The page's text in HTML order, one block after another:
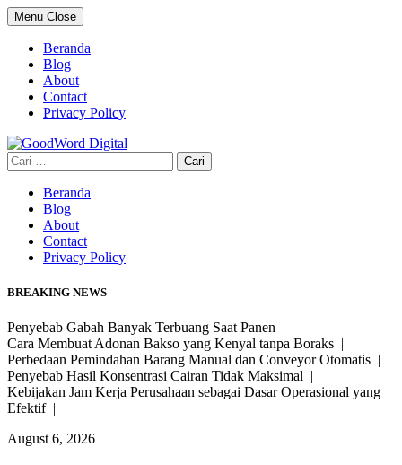
Skip
to
content
Menu Close
Beranda
Blog
About
Contact
Privacy Policy
Cari
untuk:
Beranda
Blog
About
Contact
Privacy Policy
BREAKING NEWS
Penyebab Gabah Banyak Terbuang Saat Panen |
Cara Membuat Adonan Bakso yang Kenyal tanpa Boraks |
Perbedaan Pemindahan Barang Manual dan Conveyor Otomatis |
Penyebab Hasil Konsentrasi Cairan Tidak Maksimal |
Kebijakan Jam Kerja Perusahaan sebagai Dasar Operasional yang
Efektif |
August 6, 2026